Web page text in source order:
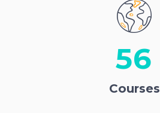
56
Courses